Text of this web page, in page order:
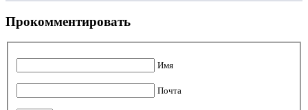
Прокомментировать
Имя
Почта